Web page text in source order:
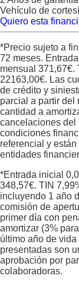
Vehículo de
Quiero esta
*Precio sujeto a
72 meses.
mensual 371,67€.
22163,00€. Las
de crédito y
parcial a partir del
cantidad a
cancelaciones del
condiciones
referencial y
entidades
*Entrada inicial
348,57€. TIN 7,99
incluyendo 1 año
comisión de
primer día con
amortizar (3%
último año de
presentadas son
aprobación por
colaboradoras.